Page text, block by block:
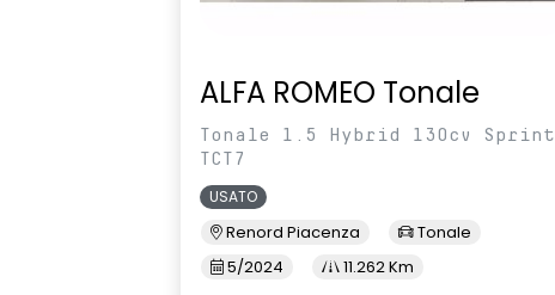
ALFA ROMEO Tonale
Tonale 1.5 Hybrid 130cv Sprint
TCT7
USATO
Renord Piacenza
Tonale
5/2024
11.262 Km